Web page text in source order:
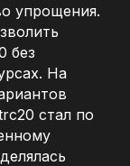
упрощения.
без
На
стал по